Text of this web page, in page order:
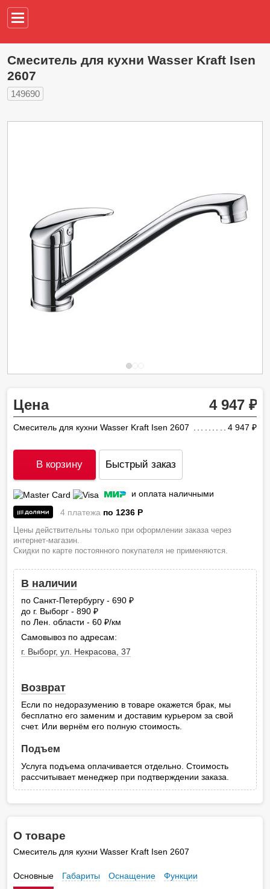
Смеситель для кухни Wasser Kraft Isen
2607
149690
Цена 4 947
Смеситель для кухни Wasser Kraft Isen 2607 4 947
В корзину Быстрый заказ
и оплата наличными
4 платежа по 1236 P
Цены действительны только при оформлении заказа через
интернет-магазин.
Скидки по карте постоянного покупателя не применяются.
В наличии
по Санкт-Петербургу - 690
до г. Выборг - 890
по Лен. области - 60
руб.
/км
Самовывоз по адресам:
г. Выборг, ул. Некрасова, 37
Возврат
Если по недоразумению в товаре окажется брак, мы
бесплатно его заменим и доставим курьером за свой
счет. Или вернём его полную стоимость.
Подъем
Услуга подъема оплачивается отдельно. Стоимость
рассчитывает менеджер при подтверждении заказа.
О товаре
Смеситель для кухни Wasser Kraft Isen 2607
Основные Габариты Оснащение Функции